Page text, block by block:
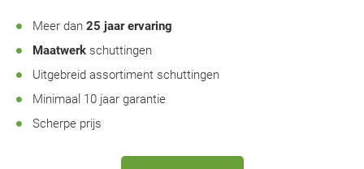
Meer dan 25 jaar ervaring
Maatwerk schuttingen
Uitgebreid assortiment schuttingen
Minimaal 10 jaar garantie
Scherpe prijs